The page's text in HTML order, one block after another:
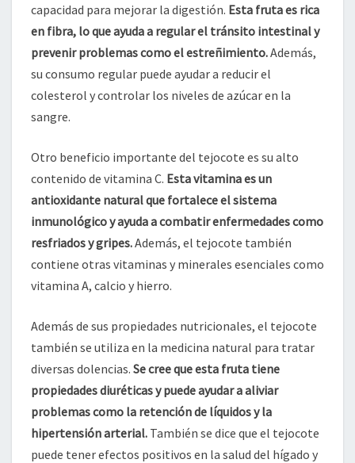
capacidad para mejorar la digestión. Esta fruta es rica
en fibra, lo que ayuda a regular el tránsito intestinal y
prevenir problemas como el estreñimiento.Además,
su consumo regular puede ayudar a reducir el
colesterol y controlar los niveles de azúcar en la
sangre.
Otro beneficio importante del tejocote es su alto
contenido de vitamina C. Esta vitamina es un
antioxidante natural que fortalece el sistema
inmunológico y ayuda a combatir enfermedades como
resfriados y gripes.Además, el tejocote también
contiene otras vitaminas y minerales esenciales como
vitamina A, calcio y hierro.
Además de sus propiedades nutricionales, el tejocote
también se utiliza en la medicina natural para tratar
diversas dolencias. Se cree que esta fruta tiene
propiedades diuréticas y puede ayudar a aliviar
problemas como la retención de líquidos y la
hipertensión arterial. También se dice que el tejocote
puede tener efectos positivos en la salud del hígado y